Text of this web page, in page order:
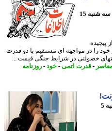
97 روز پیش - سه شنبه 15
در مواجهه ای مستقیم با دو قدرت
در شرایط جنگی قیمت ...
-قدرت اتمی -خود -روزنامه